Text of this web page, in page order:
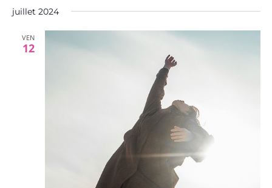
juillet 2024
VEN
12